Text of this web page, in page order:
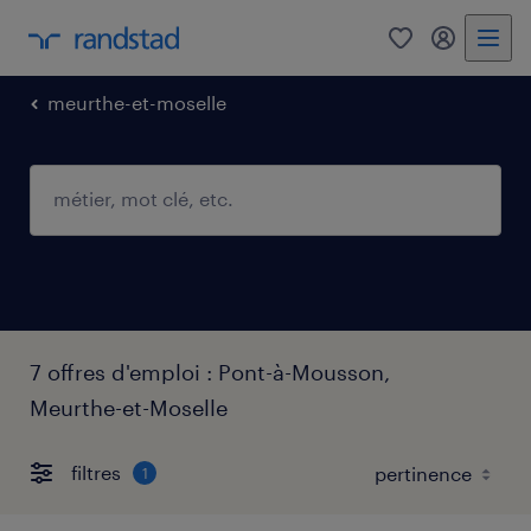
0 mon
meurthe-et-moselle
7 offres d'emploi : Pont-à-Mousson,
Meurthe-et-Moselle
filtres 1